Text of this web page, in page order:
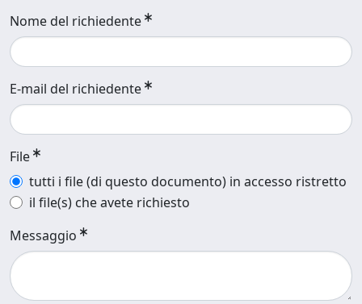
Nome del richiedente
E-mail del richiedente
File
tutti i file (di questo documento) in accesso ristretto
il file(s) che avete richiesto
Messaggio